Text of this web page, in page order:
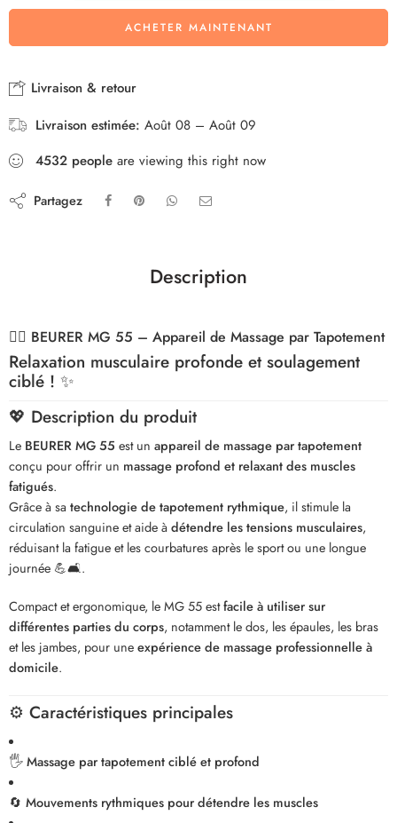
ACHETER MAINTENANT
Livraison & retour
Livraison estimée: Août 08 – Août 09
4532 people are viewing this right now
Partagez
Description
💆‍♂️ BEURER MG 55 – Appareil de Massage par Tapotement
Relaxation musculaire profonde et soulagement
ciblé ! ✨
💖 Description du produit
Le BEURER MG 55 est un appareil de massage par tapotement
conçu pour offrir un massage profond et relaxant des muscles
fatigués.
Grâce à sa technologie de tapotement rythmique, il stimule la
circulation sanguine et aide àdétendre les tensions musculaires,
réduisant la fatigue et les courbatures après le sport ou une longue
journée 💪🛋️.
Compact et ergonomique, le MG 55 estfacile à utiliser sur
différentes parties du corps, notamment le dos, les épaules, les bras
et les jambes, pour uneexpérience de massage professionnelle à
domicile.
⚙️ Caractéristiques principales
🖐️Massage par tapotement ciblé et profond
🔄 Mouvements rythmiques pour détendre les muscles